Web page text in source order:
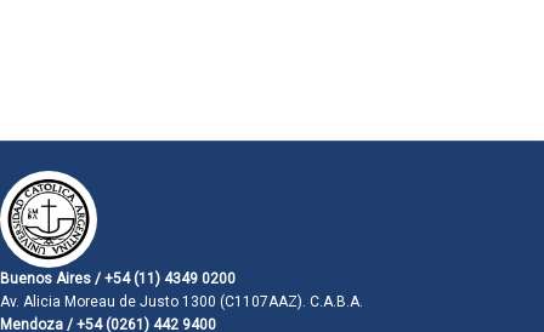
Buenos Aires / +54 (11) 4349 0200
Av. Alicia Moreau de Justo 1300 (C1107AAZ). C.A.B.A.
Mendoza / +54 (0261) 442 9400